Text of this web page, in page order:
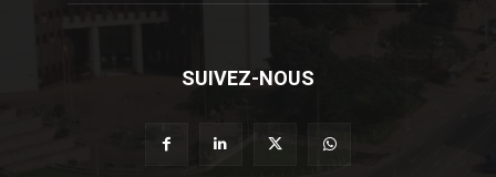
SUIVEZ-NOUS